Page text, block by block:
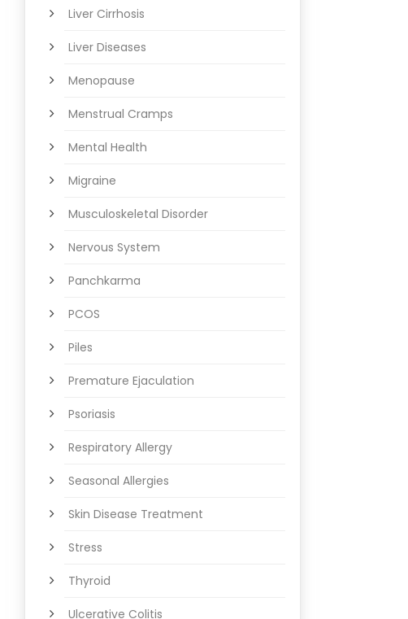
Liver Cirrhosis
Liver Diseases
Menopause
Menstrual Cramps
Mental Health
Migraine
Musculoskeletal Disorder
Nervous System
Panchkarma
PCOS
Piles
Premature Ejaculation
Psoriasis
Respiratory Allergy
Seasonal Allergies
Skin Disease Treatment
Stress
Thyroid
Ulcerative Colitis